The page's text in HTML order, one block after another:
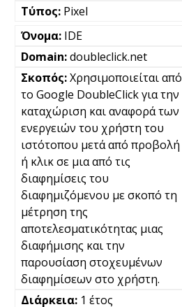
Pixel
IDE
doubleclick.net
Χρησιμοποιείται από
το Google DoubleClick για την
καταχώριση και αναφορά των
ενεργειών του χρήστη του
ιστότοπου μετά από προβολή
ή κλικ σε μια από τις
διαφημίσεις του
διαφημιζόμενου με σκοπό τη
μέτρηση της
αποτελεσματικότητας μιας
διαφήμισης και την
παρουσίαση στοχευμένων
διαφημίσεων στο χρήστη.
1 έτος